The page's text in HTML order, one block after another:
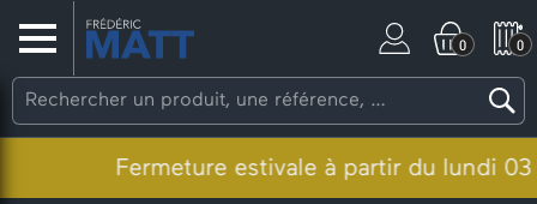
0 0
Fermeture estivale à partir du lundi 03